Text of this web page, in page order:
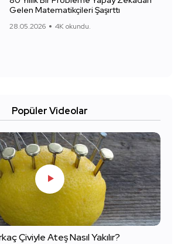
Gelen Matematikçileri Şaşırttı
28.05.2026 4K okundu.
Popüler Videolar
Çiviyle Ateş Nasıl Yakılır?